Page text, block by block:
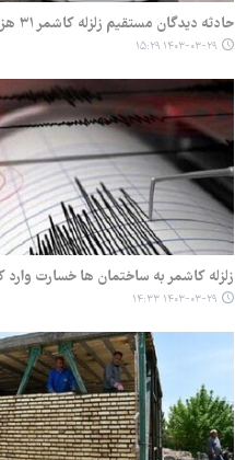
حادثه دیدگان مستقیم زلزله کاشمر ۳۱ هزار نفرند
۱۴۰۳-۰۳-۲۹ ۱۵:۲۹
زلزله کاشمر به ساختمان ها خسارت وارد
۱۴۰۳-۰۳-۲۹ ۱۴:۳۳